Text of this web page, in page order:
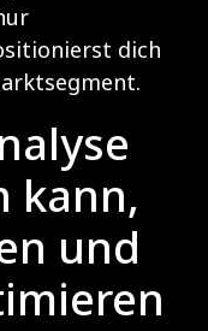
dich
kann,
und